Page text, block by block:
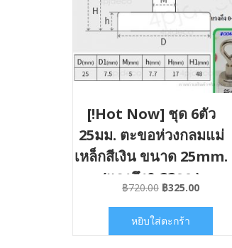
[!Hot Now] ชุด 6ตัว
25มม. ตะขอห่วงกลมแม่
เหล็กสีเงิน ขนาด 25mm.
(แรงดึง0-22กก.)
#ETC004025x06
฿720.00 Original
was:
฿325.00Current
หยิบใส่ตะกร้า